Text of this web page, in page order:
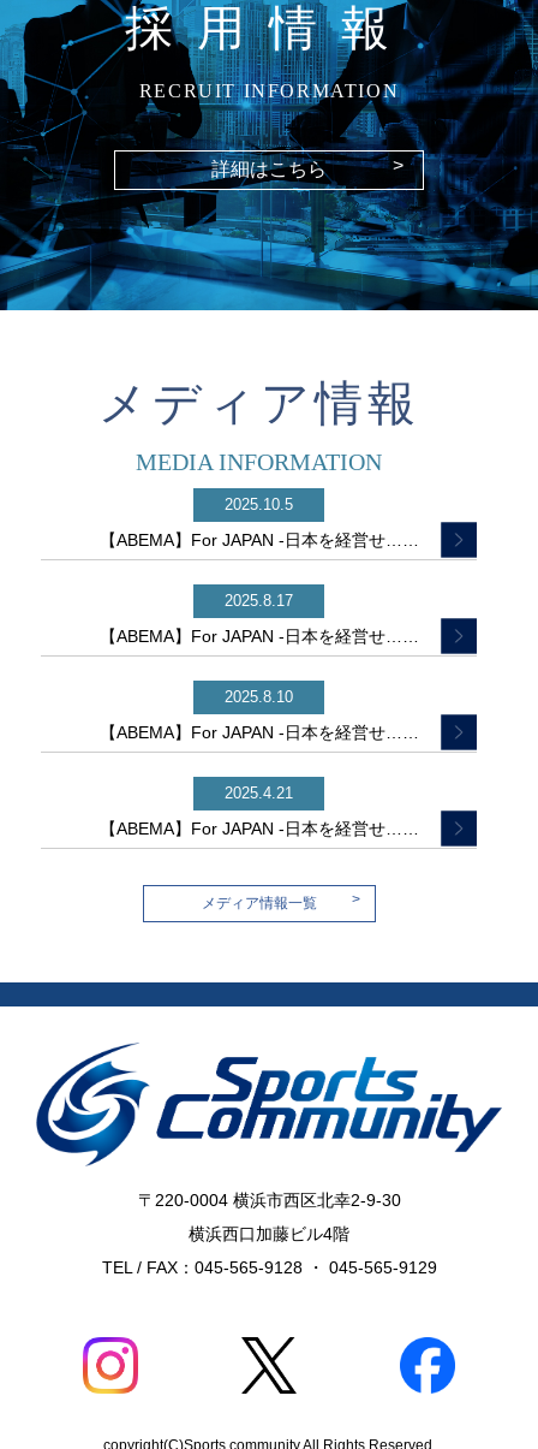
採用情報
RECRUIT INFORMATION
詳細はこちら >
メディア情報
MEDIA INFORMATION
2025.10.5
【ABEMA】For JAPAN -日本を経営せ……
2025.8.17
【ABEMA】For JAPAN -日本を経営せ……
2025.8.10
【ABEMA】For JAPAN -日本を経営せ……
2025.4.21
【ABEMA】For JAPAN -日本を経営せ……
メディア情報一覧 >
〒220-0004 横浜市西区北幸2-9-30
横浜西口加藤ビル4階
TEL / FAX：045-565-9128 ・ 045-565-9129